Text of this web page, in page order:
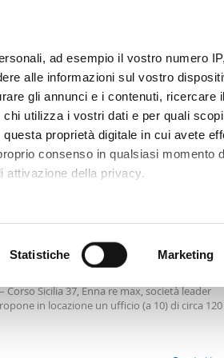
ad esempio il vostro numero
alle informazioni sul vostro
gli annunci e i contenuti, ricercare
utilizza i vostri dati e per quali
proprietà digitale in cui avete
consenso in qualsiasi momento
attivazione della privacy.
alla ricerca di caratteristiche
e imposta le tue preferenze nella
momento dalla Dichiarazione
per fornire funzionalità dei
Statistiche Marketing
Locali Più filtri
Ordine Mioaffitto
Sicilia 37, Enna re max, società leader
in locazione un ufficio (a 10) di circa
arredato e pronto all'uso, è perfetto per studi